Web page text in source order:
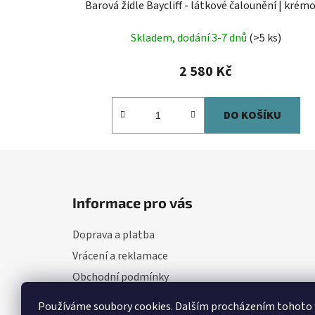
Používáme soubory cookies. Dalším procházením tohoto
Barová židle Baycliff - látkové čalounění |
Skladem, dodání 3-7 dnů (>5 ks)
2 580 Kč
DO KOŠÍKU
Informace pro vás
Doprava a platba
Vrácení a reklamace
Obchodní podmínky
Nejčastější otázky